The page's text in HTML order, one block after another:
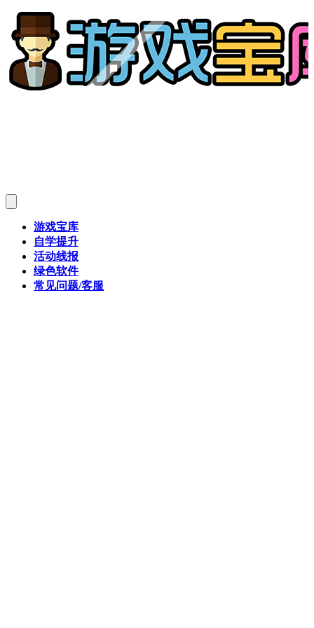
游戏宝库
自学提升
活动线报
绿色软件
常见问题/客服